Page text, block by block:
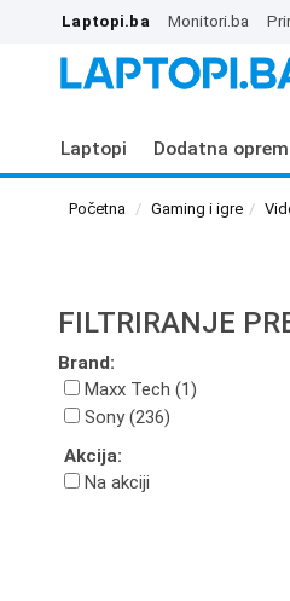
Laptopi.ba Monitori.ba
Laptopi Dodatna
Početna Gaming i igre
FILTRIRANJE
Brand:
Maxx Tech (1)
Sony (236)
Akcija:
Na akciji